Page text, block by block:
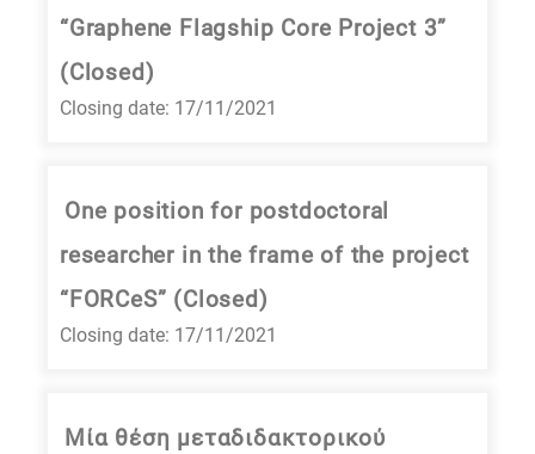
“Graphene Flagship Core Project 3”
(Closed)
Closing date: 17/11/2021
One position for postdoctoral
researcher in the frame of the project
“FORCeS” (Closed)
Closing date: 17/11/2021
Μία θέση μεταδιδακτορικού